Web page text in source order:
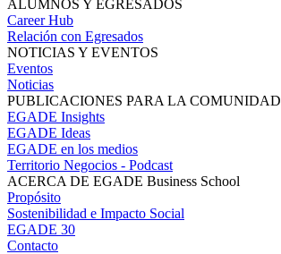
ALUMNOS Y EGRESADOS
Career Hub
Relación con Egresados
NOTICIAS Y EVENTOS
Eventos
Noticias
PUBLICACIONES PARA LA COMUNIDAD
EGADE Insights
EGADE Ideas
EGADE en los medios
Territorio Negocios - Podcast
ACERCA DE EGADE Business School
Propósito
Sostenibilidad e Impacto Social
EGADE 30
Contacto